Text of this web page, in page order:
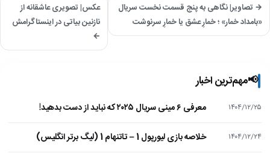
→ تصاویر| نگاهی به پنج قسمت نخست سریال
«بامداد خمار» ؛ خمارِ عشق یا خمارِ سرنوشت
عکس| تصویری عاشقانه از
‌نازنین بیاتی در اینستاگرامش
←
📢مهم‌ترین اخبار
۱۴۰۴/۱۲/۲۵ معرفی ۶ مینی سریال ۲۰۲۵ که نباید از دست بدهید!
۱۴۰۴/۱۲/۲۴ خلاصه بازی لیورپول 1 – تاتنهام 1 (لیگ برتر انگلیس)